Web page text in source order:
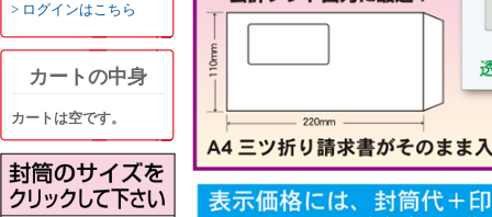
ログインはこちら
カートの中身
カートは空です。